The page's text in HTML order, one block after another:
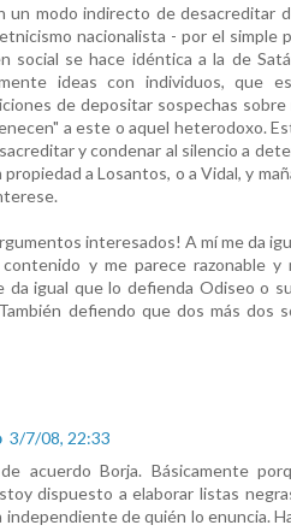
un modo indirecto de desacreditar
nacionalista - por el simple
social se hace idéntica a la de
ideas con individuos, que
de depositar sospechas
a este o aquel heterodoxo.
y condenar al silencio a
a Losantos, o a Vidal, y
interesados! A mí me da
y me parece razonable
da igual que lo defienda Odiseo o
defiendo que dos más dos
3/7/08, 22:33
acuerdo Borja. Básicamente
dispuesto a elaborar listas
de quién lo enuncia.